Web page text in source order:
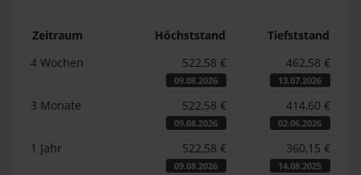
Zeitraum Höchststand
Tiefststand
4 Wochen
522,58 €
09.08.2026
462,58 €
13.07.2026
3 Monate 522,58 €
09.08.2026
414,60 €
02.06.2026
1 Jahr 522,58 €
09.08.2026
360,15 €
14.08.2025